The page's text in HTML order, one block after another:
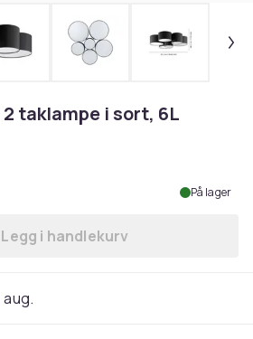
2 taklampe i sort, 6L
På lager
Legg EGLO PASTORE 2
Legg i handlekurv
aug.